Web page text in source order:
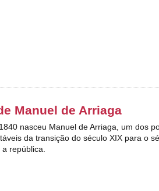
Manuel de Arriaga
nasceu Manuel de Arriaga, um dos
da transição do século XIX para o
república.